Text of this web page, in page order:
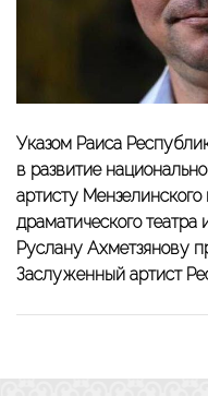
Указом Раиса
в развитие
артисту Мензелинского
драматического
Руслану Ахметзянову
Заслуженный артист